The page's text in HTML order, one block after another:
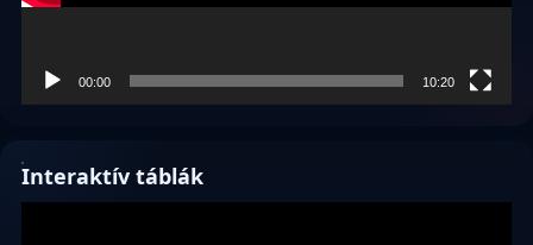
00:00 10:20
Interaktív táblák